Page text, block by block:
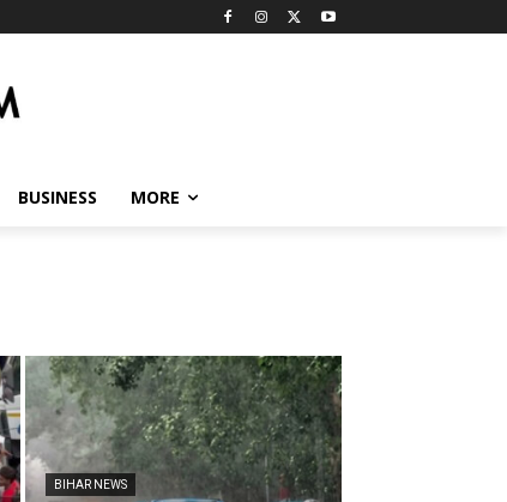
BUSINESS MORE
BIHAR NEWS